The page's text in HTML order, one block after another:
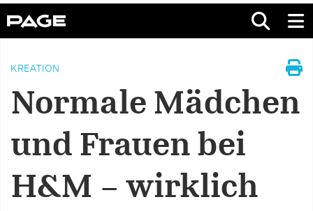
KREATION
Normale Mädchen
und Frauen bei
H&M – wirklich